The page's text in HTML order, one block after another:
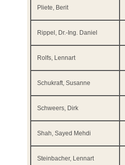
Pliete, Berit
Rippel, Dr.-Ing. Daniel
Rolfs, Lennart
Schukraft, Susanne
Schweers, Dirk
Shah, Sayed Mehdi
Steinbacher, Lennart